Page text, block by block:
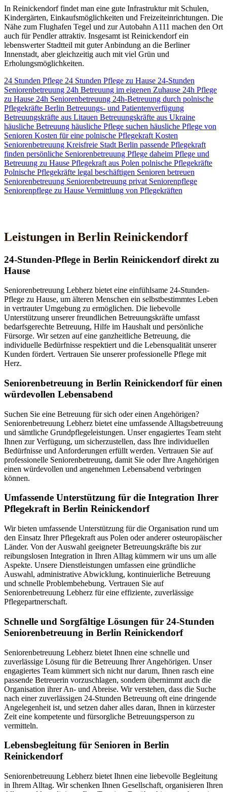
In Reinickendorf findet man eine gute Infrastruktur mit Schulen,
Kindergärten, Einkaufsmöglichkeiten und Freizeiteinrichtungen. Die
Nähe zum Flughafen Tegel und zur Autobahn A111 machen den Ort
auch für Pendler attraktiv. Insgesamt ist Reinickendorf ein
lebenswerter Stadtteil mit guter Anbindung an die Berliner
Innenstadt, aber gleichzeitig auch mit viel Grün und
Erholungsmöglichkeiten.
24 Stunden Pflege 24 Stunden Pflege zu Hause 24-Stunden
Seniorenbetreuung 24h Betreuung im eigenen Zuhause 24h Pflege
zu Hause 24h Seniorenbetreuung 24h-Betreuung durch polnische
Pflegekräfte Berlin Betreuungs- und Patientenverfügung
Betreuungskräfte aus Litauen Betreuungskräfte aus Ukraine
häusliche Betreuung häusliche Pflege suchen häusliche Pflege von
Senioren Kosten für eine polnische Pflegekraft Kosten
Seniorenbetreuung Kreisfreie Stadt Berlin passende Pflegekraft
finden persönliche Seniorenbetreuung Pflege daheim Pflege und
Betreuung zu Hause Pflegekraft aus Polen polnische Pflegekräfte
Polnische Pflegekräfte legal beschäftigen Senioren betreuen
Seniorenbetreuung Seniorenbetreuung privat Seniorenpflege
Seniorenpflege zu Hause Vermittlung von Pflegekräften
Leistungen in Berlin Reinickendorf
24-Stunden-Pflege in Berlin Reinickendorf direkt zu
Hause
Seniorenbetreuung Lebherz bietet eine einfühlsame 24-Stunden-
Pflege zu Hause, um älteren Menschen ein selbstbestimmtes Leben
in vertrauter Umgebung zu ermöglichen. Die liebevolle
Unterstützung unserer freundlichen Betreuungskräfte umfasst
bedarfsgerechte Betreuung, Hilfe im Haushalt und persönliche
Fürsorge. Wir setzen auf eine ganzheitliche Betreuung, die
individuelle Bedürfnisse respektiert und die Lebensqualität unserer
Kunden fördert. Vertrauen Sie unserer professionelle Pflege mit
Herz.
Senioren­betreuung in Berlin Reinickendorf für einen
würdevollen Lebensabend
Suchen Sie eine Betreuung für sich oder einen Angehörigen?
Seniorenbetreuung Lebherz bietet eine umfassende Alltagsbetreuung
und sämtliche Grundpflegeleistungen. Unser engagiertes Team steht
Ihnen zur Verfügung, um sicherzustellen, dass Ihre individuellen
Bedürfnisse und Anforderungen erfüllt werden. Vertrauen Sie auf
professionelle Seniorenbetreuung, damit Sie oder Ihre Angehörigen
einen würdevollen und angenehmen Lebensabend verbringen
können.
Umfassende Unterstützung für die Integration Ihrer
Pflegekraft in Berlin Reinickendorf
Wir bieten umfassende Unterstützung für die Organisation rund um
den Einsatz Ihrer Pflegekraft aus Polen oder anderer osteuropäischer
Länder. Von der Auswahl geeigneter Betreuungskräfte bis zur
reibungslosen Integration in Ihren Alltag kümmern wir uns um alle
Aspekte. Unsere Dienstleistungen umfassen eine gründliche
Auswahl, administrative Abwicklung, kontinuierliche Betreuung
und schnelle Problembehebung. Vertrauen Sie auf
Seniorenbetreuung Lebherz für eine effiziente, zuverlässige
Pflegepartnerschaft.
Schnelle und Sorgfältige Lösungen für 24-Stunden
Seniorenbetreuung in Berlin Reinickendorf
Seniorenbetreuung Lebherz bietet Ihnen eine schnelle und
zuverlässige Lösung für die Betreuung Ihrer Angehörigen. Unser
engagiertes Team kümmert sich nicht nur darum, Ihnen rasch eine
passende Betreuerin vorzuschlagen, sondern übernimmt auch die
Organisation ihrer An- und Abreise. Wir verstehen, dass die Suche
nach einer zuverlässigen 24-Stunden Betreuung oft eine dringende
Angelegenheit ist, und setzen daher alles daran, Ihnen in kürzester
Zeit eine kompetente und fürsorgliche Betreuungsperson zu
vermitteln.
Lebensbegleitung für Senioren in Berlin
Reinickendorf
Seniorenbetreuung Lebherz bietet Ihnen eine liebevolle Begleitung
in Ihrem Alltag. Wir schenken Ihnen Gesellschaft, organisieren Ihren